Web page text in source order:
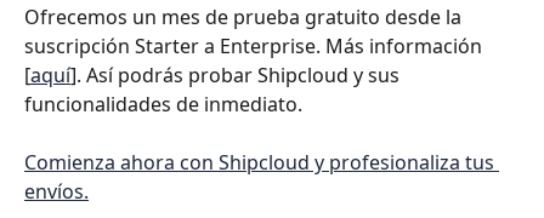
Ofrecemos un mes de prueba gratuito desde la
suscripción Starter a Enterprise. Más información
[aquí]. Así podrás probar Shipcloud y sus
funcionalidades de inmediato.
Comienza ahora con Shipcloud y profesionaliza tus
envíos.